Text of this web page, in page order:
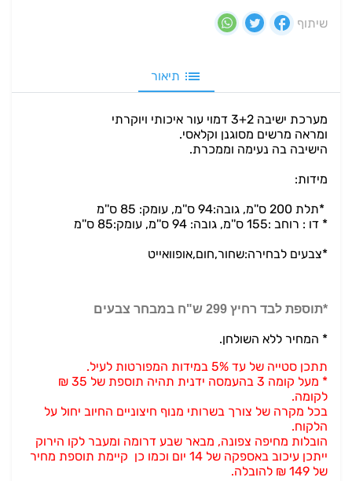
שיתוף
תיאור
מערכת ישיבה 3+2 דמוי עור איכותי ויוקרתי
ומראה מרשים מסוגנן וקלאסי.
הישיבה בה נעימה וממכרת.
מידות:
*תלת 200 ס''מ, גובה:94 ס''מ, עומק: 85 ס''מ
* דו : רוחב :155 ס''מ, גובה: 94 ס''מ, עומק:85 ס''מ
*צבעים לבחירה:שחור,חום,אופוואייט
*תוספת לבד רחיץ 299 ש"ח במבחר צבעים
* המחיר ללא השולחן.
תתכן סטייה של עד 5% במידות המפורטות לעיל.
* מעל קומה 3 בהעמסה ידנית תהיה תוספת של 35 ₪
לקומה.
בכל מקרה של צורך בשרותי מנוף חיצוניים החיוב יחול על
הלקוח.
הובלות מחיפה צפונה, מבאר שבע דרומה ומעבר לקו הירוק
ייתכן עיכוב באספקה של 14 יום וכמו כן קיימת תוספת מחיר
של 149 ₪ להובלה.